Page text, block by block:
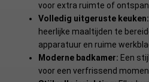
voor extra ruimte of
Volledig uitgeruste keuken:
heerlijke maaltijden te
apparatuur en ruime
Moderne badkamer: Een
voor een verfrissend